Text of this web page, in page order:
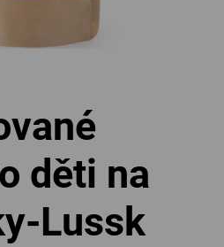
děti na
Lussk